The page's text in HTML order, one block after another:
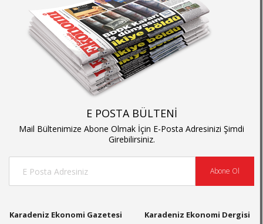
E POSTA BÜLTENİ
Mail Bültenimize Abone Olmak İçin E-Posta Adresinizi Şimdi
Girebilirsiniz.
Abone Ol
Karadeniz Ekonomi Gazetesi Karadeniz Ekonomi Dergisi